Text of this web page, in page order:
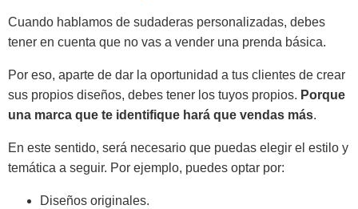
Cuando hablamos de sudaderas personalizadas, debes
tener en cuenta que no vas a vender una prenda básica.
Por eso, aparte de dar la oportunidad a tus clientes de crear
sus propios diseños, debes tener los tuyos propios. Porque
una marca que te identifique hará que vendas más.
En este sentido, será necesario que puedas elegir el estilo y
temática a seguir. Por ejemplo, puedes optar por:
Diseños originales.